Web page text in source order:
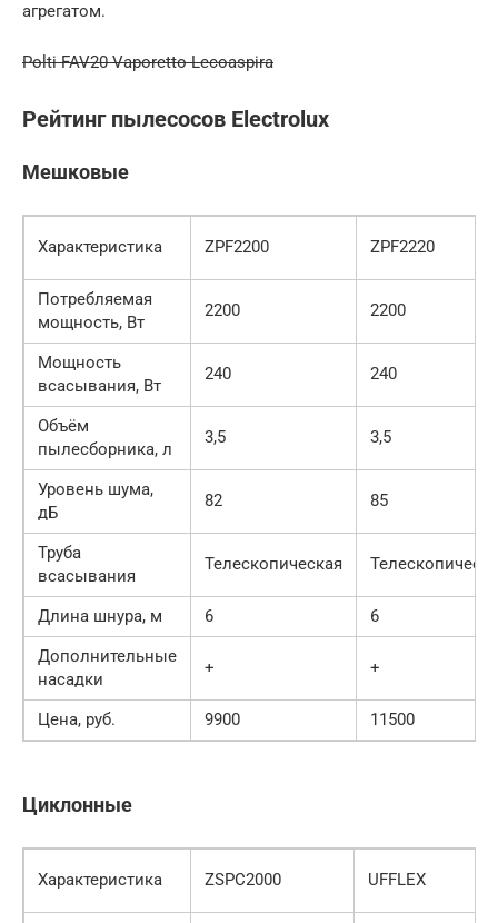
агрегатом.
Polti FAV20 Vaporetto Lecoaspira
Рейтинг пылесосов Electrolux
Мешковые
Характеристика ZPF2200 ZPF2220
Потребляемая
мощность, Вт
2200 2200
Мощность
всасывания, Вт
240 240
Объём
пылесборника, л
3,5 3,5
Уровень шума,
дБ
82 85
Труба
всасывания
Телескопическая
Длина шнура, м 6
6
Дополнительные
насадки
+ +
Цена, руб. 9900 11500
Циклонные
Характеристика ZSPC2000 UFFLEX